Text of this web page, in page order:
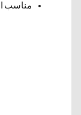
مناسب